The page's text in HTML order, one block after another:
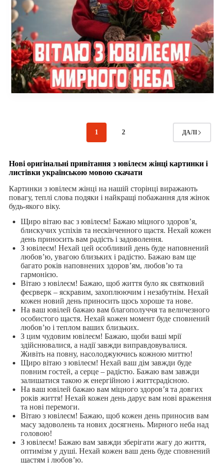
1 2 ДАЛІ
Нові оригінальні привітання з ювілеєм жінці картинки і
листівки українською мовою скачати
Картинки з ювілеєм жінці на нашій сторінці виражають
повагу, теплі слова подяки і найкращі побажання для жінок
будь-якого віку.
Щиро вітаю вас з ювілеєм! Бажаю міцного здоров’я,
блискучих успіхів та нескінченного щастя. Нехай кожен
день приносить вам радість і задоволення.
З ювілеєм! Нехай цей особливий день буде наповнений
любов’ю, увагою близьких і радістю. Бажаю вам ще
багато років наповнених здоров’ям, любов’ю та
гармонією.
Вітаю з ювілеєм! Бажаю, щоб життя було як святковий
феєрверк – яскравим, захоплюючим і незабутнім. Нехай
кожен новий день приносить щось хороше та нове.
На ваш ювілей бажаю вам благополуччя та величезного
особистого щастя. Нехай кожен момент буде сповнений
любов’ю і теплом ваших близьких.
З цим чудовим ювілеєм! Бажаю, щоби ваші мрії
здійснювалися, а надії завжди виправдовувалися.
Живіть на повну, насолоджуючись кожною миттю!
Щиро вітаю з ювілеєм! Нехай ваш дім завжди буде
повним гостей, а серце – радістю. Бажаю вам завжди
залишатися такою ж енергійною і життєрадісною.
На ваш ювілей бажаю вам міцного здоров’я та довгих
років життя! Нехай кожен день дарує вам нові враження
та нові перемоги.
Вітаю з ювілеєм! Бажаю, щоб кожен день приносив вам
масу задоволень та нових досягнень. Мирного неба над
головою!
З ювілеєм! Бажаю вам завжди зберігати жагу до життя,
оптимізм у душі. Нехай кожен ваш день буде сповнений
щастям і любов’ю.